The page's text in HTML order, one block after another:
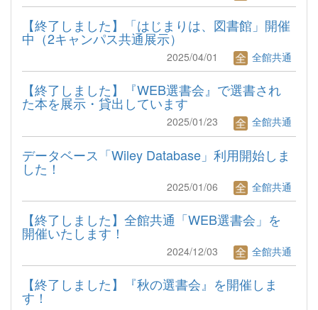
【終了しました】「はじまりは、図書館」開催
中（2キャンパス共通展示）
2025/04/01 全館共通
【終了しました】『WEB選書会』で選書され
た本を展示・貸出しています
2025/01/23 全館共通
データベース「Wiley Database」利用開始しま
した！
2025/01/06 全館共通
【終了しました】全館共通「WEB選書会」を
開催いたします！
2024/12/03 全館共通
【終了しました】『秋の選書会』を開催しま
す！